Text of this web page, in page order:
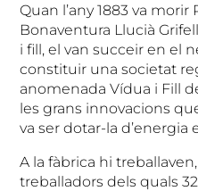
Quan l’any 1883 va morir
Bonaventura Llucià
i fill, el van succeir en el
constituir una societat
anomenada Vídua i Fill
les grans innovacions
va ser dotar-la d’energia
A la fàbrica hi treballaven,
treballadors dels quals